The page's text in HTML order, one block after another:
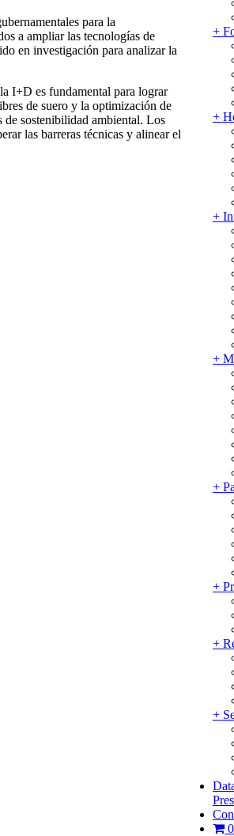
+
+
+
+
+
+
+
+
0
para la
a ampliar las tecnologías de
en investigación para analizar la
I+D es fundamental para lograr
de suero y la optimización de
de sostenibilidad ambiental. Los
las barreras técnicas y alinear el